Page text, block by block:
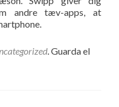
andre tæv-apps, at
. Guarda el